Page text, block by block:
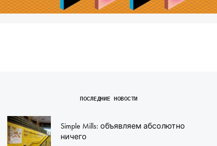
ПОСЛЕДНИЕ НОВОСТИ
Simple Mills: объявляем абсолютно
ничего